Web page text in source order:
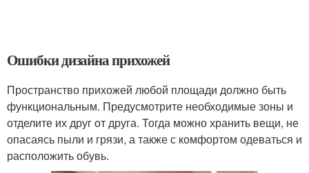
Ошибки дизайна прихожей
Пространство прихожей любой площади должно быть
функциональным. Предусмотрите необходимые зоны и
отделите их друг от друга. Тогда можно хранить вещи, не
опасаясь пыли и грязи, а также с комфортом одеваться и
расположить обувь.